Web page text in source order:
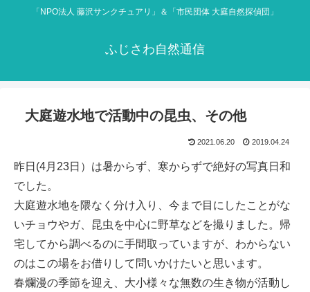
「NPO法人 藤沢サンクチュアリ」＆「市民団体 大庭自然探偵団」
ふじさわ自然通信
大庭遊水地で活動中の昆虫、その他
2021.06.20 2019.04.24
昨日(4月23日）は暑からず、寒からずで絶好の写真日和
でした。
大庭遊水地を隈なく分け入り、今まで目にしたことがな
いチョウやガ、昆虫を中心に野草などを撮りました。帰
宅してから調べるのに手間取っていますが、わからない
のはこの場をお借りして問いかけたいと思います。
春爛漫の季節を迎え、大小様々な無数の生き物が活動し